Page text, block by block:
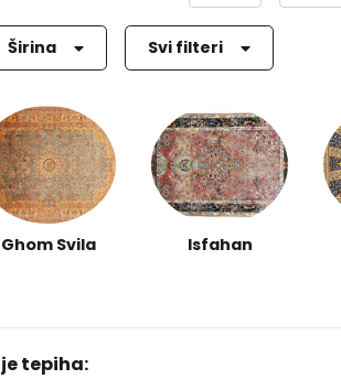
Širina Svi filteri
Ghom Svila Isfahan
tepiha: